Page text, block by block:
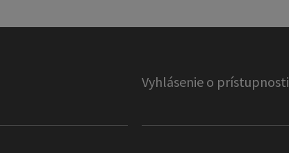
Vyhlásenie o prístupnosti